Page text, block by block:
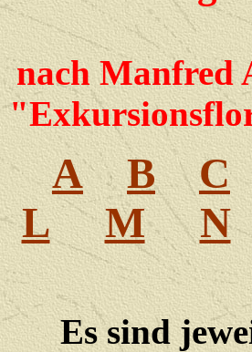
nach Manfred
A B C
L
M N
Es sind